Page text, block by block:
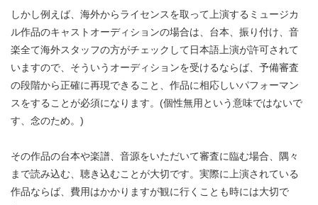
しかし例えば、海外からライセンスを取って上演するミュージカ
ル作品のキャストオーディションの場合は、台本、振り付け、音
楽全て海外スタッフの方がチェックして日本語上演が許可されて
いますので、そういうオーディションを受けるならば、予備審査
の段階から正確に再現できること、作品に相応しいパフォーマン
スをすることが必須になります。(個性無用という意味ではないで
す、念のため。)
その作品の台本や楽譜、音源をいただいて審査に臨む場合、隅々
まで読み込む、聴き込むことが大切です。実際に上演されている
作品ならば、費用はかかりますが観に行くことも時には大切で